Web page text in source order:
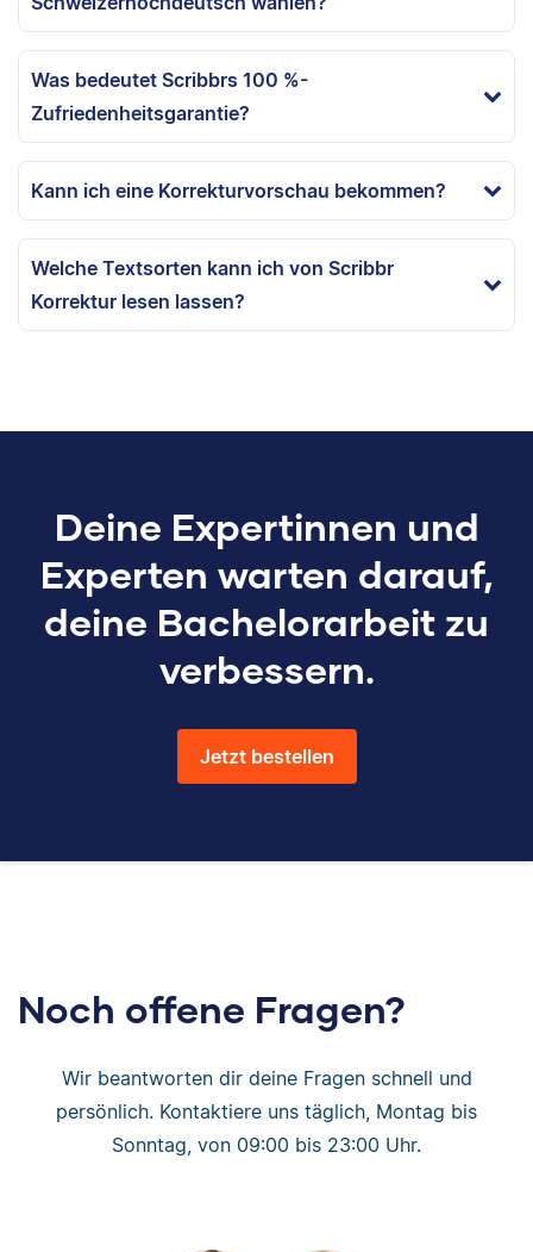
Was bedeutet Scribbrs 100 %-
Zufriedenheitsgarantie?
Kann ich eine Korrekturvorschau bekommen?
Welche Textsorten kann ich von Scribbr
Korrektur lesen lassen?
Deine Expertinnen und
Experten warten darauf,
deine Bachelorarbeit zu
verbessern.
Jetzt bestellen
Noch offene Fragen?
Wir beantworten dir deine Fragen schnell und
persönlich. Kontaktiere uns täglich, Montag bis
Sonntag, von 09:00 bis 23:00 Uhr.